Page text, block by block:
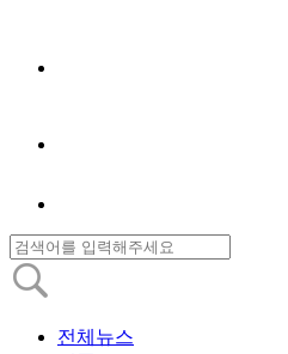
전체뉴스